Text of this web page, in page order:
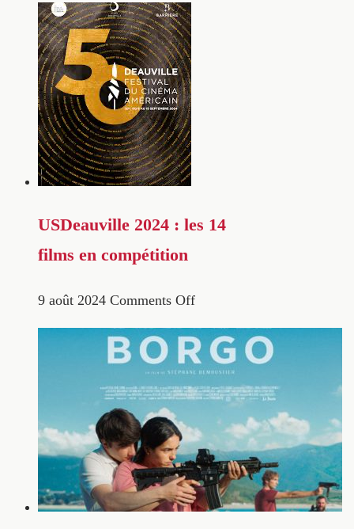
USDeauville 2024 : les 14
films en compétition
9 août 2024 Comments Off